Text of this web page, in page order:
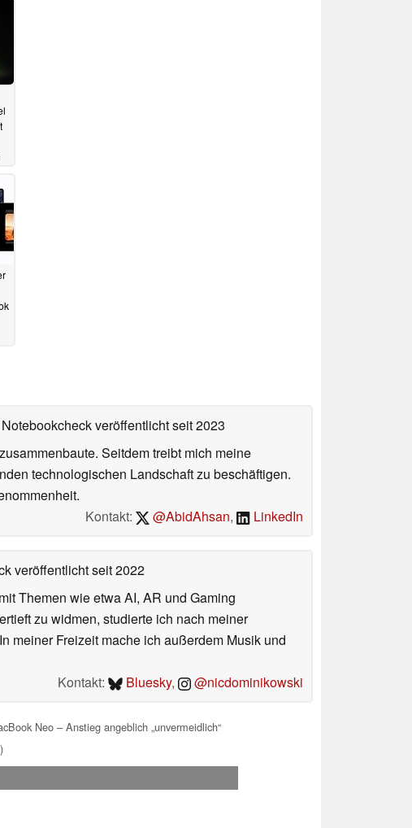
veröffentlichtseit 2023
Seitdem treibt mich meine
technologischen Landschaft zu beschäftigen.
Kontakt:
@AbidAhsan, LinkedIn
veröffentlichtseit 2022
Themen wie etwa AI, AR und Gaming
zu widmen, studierte ich nach meiner
meiner Freizeit mache ich außerdem Musik und
Kontakt:
Bluesky, @nicdominikowski
Neo – Anstieg angeblich „unvermeidlich“